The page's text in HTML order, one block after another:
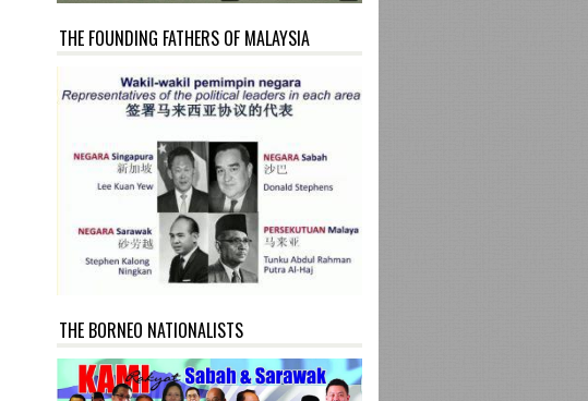
THE FOUNDING FATHERS OF MALAYSIA
THE BORNEO NATIONALISTS